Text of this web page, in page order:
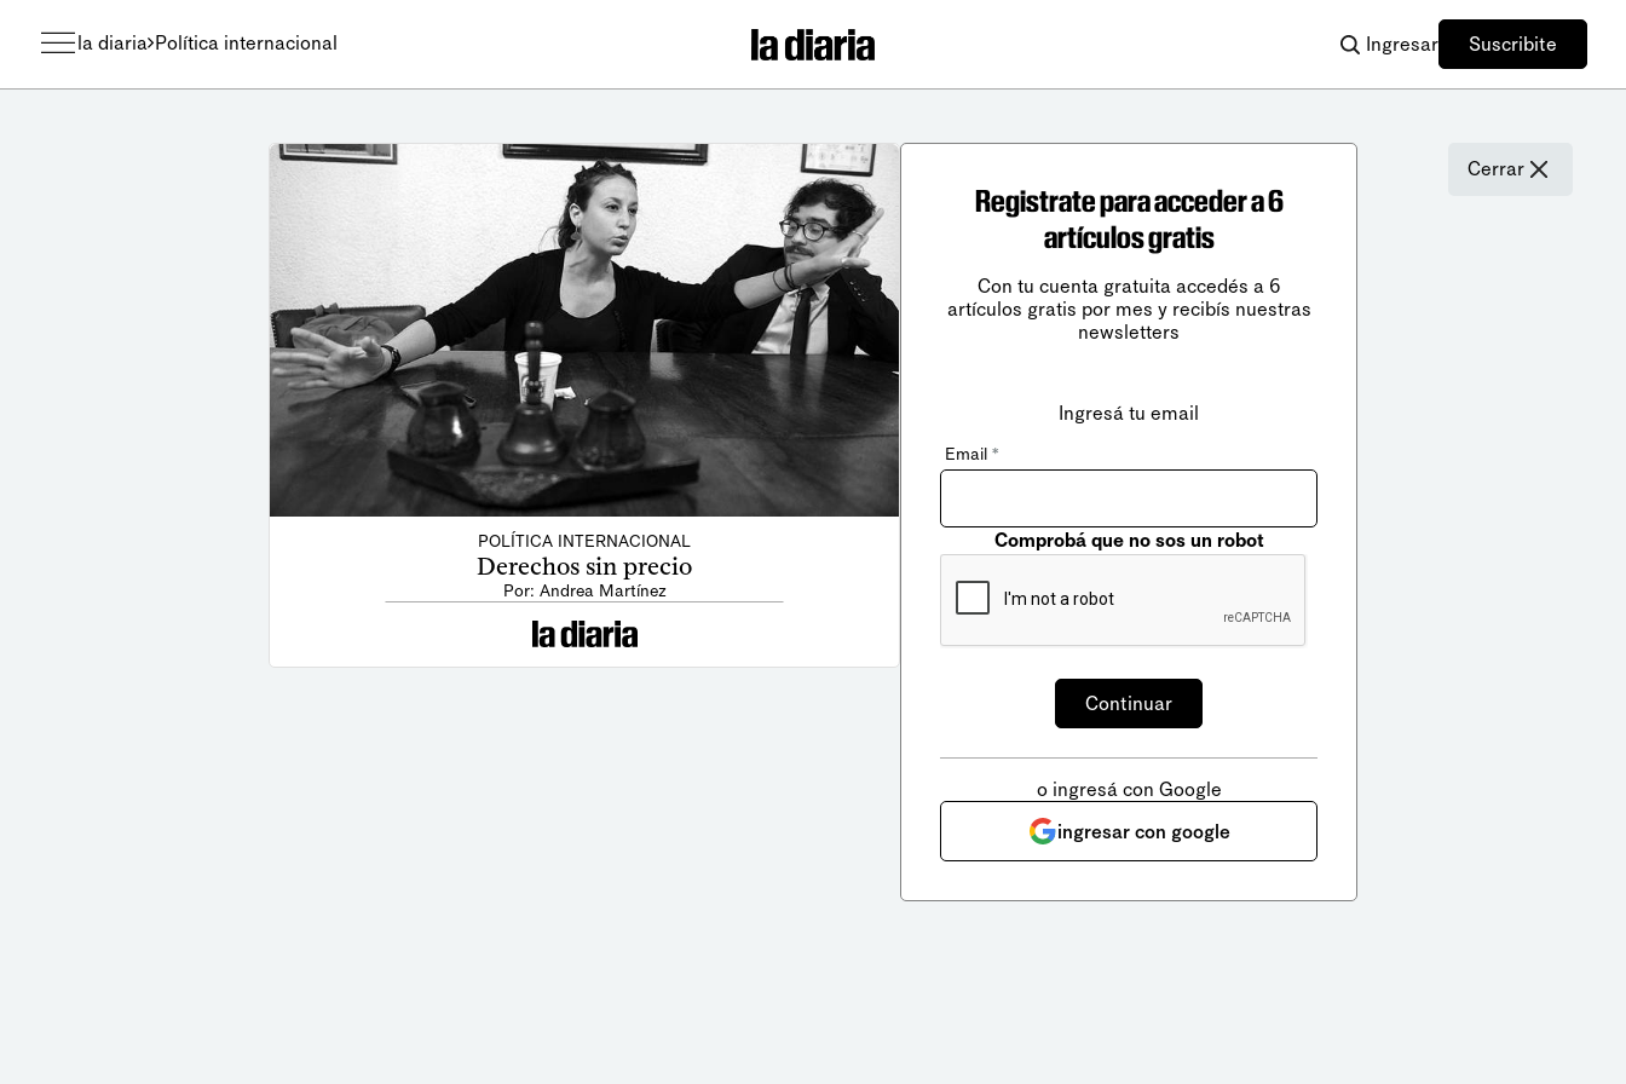
la diaria Política internacional Ingresar Suscribite
POLÍTICA INTERNACIONAL
Derechos sin precio
Por: Andrea Martínez
Cerrar
Registrate para acceder a 6
artículos gratis
Con tu cuenta gratuita accedés a 6
artículos gratis por mes y recibís nuestras
newsletters
Ingresá tu email
Email *
Comprobá que no sos un robot
o ingresá con Google
ingresar con google